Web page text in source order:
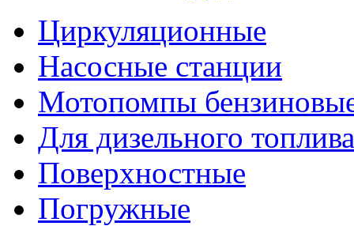
Циркуляционные
Насосные станции
Мотопомпы
Для дизельного топлива
Поверхностные
Погружные